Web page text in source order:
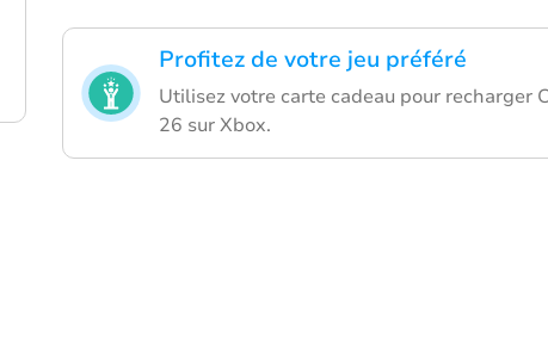
Profitez de votre jeu préféré
Utilisez votre carte cadeau pour recharger
26 sur Xbox.